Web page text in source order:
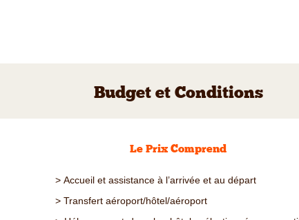
Budget et Conditions
Le Prix Comprend
> Accueil et assistance à l’arrivée et au départ
> Transfert aéroport/hôtel/aéroport